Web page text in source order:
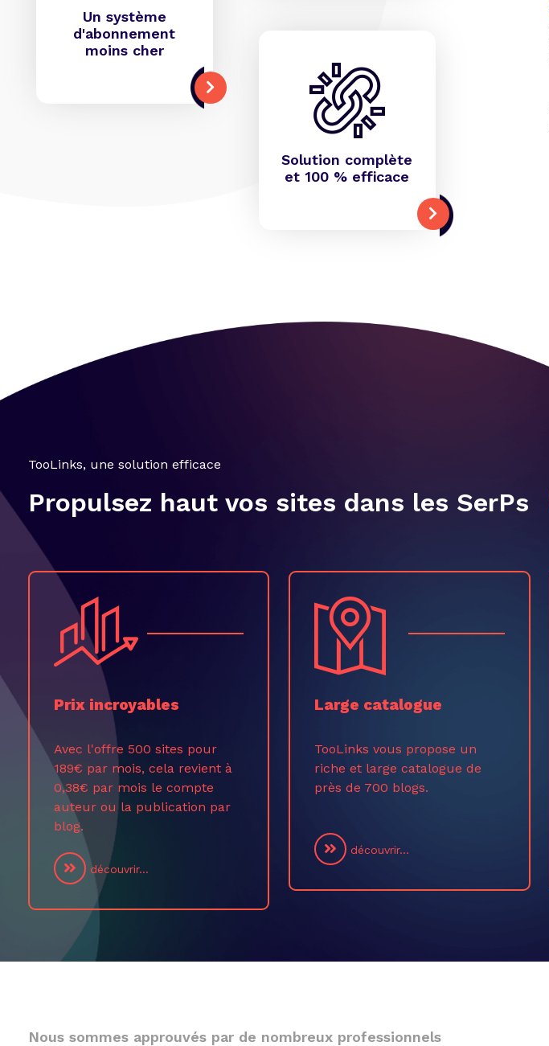
Un système
d'abonnement
moins cher
Solution complète
et 100 % efficace
TooLinks, une solution efficace
Propulsez haut vos sites dans les SerPs
Prix incroyables
Avec l'offre 500 sites pour
189€ par mois, cela revient à
0,38€ par mois le compte
auteur ou la publication par
blog.
découvrir...
Large catalogue
TooLinks vous propose un
riche et large catalogue de
près de 700 blogs.
découvrir...
Nous sommes approuvés par de nombreux professionnels